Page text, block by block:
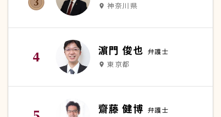
place 神奈川県
濵門 俊也 弁護士
place 東京都
齋藤 健博 弁護士